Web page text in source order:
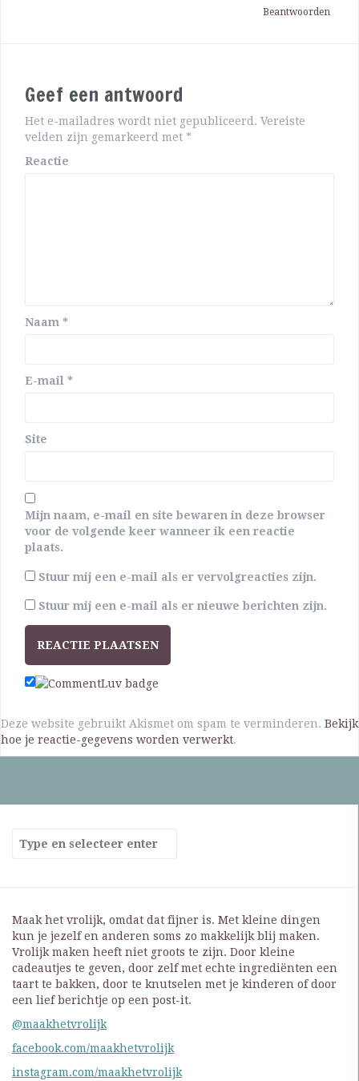
Beantwoorden
Geef een antwoord
Het e-mailadres wordt niet gepubliceerd. Vereiste
velden zijn gemarkeerd met *
Reactie
Naam *
E-mail *
Site
Mijn naam, e-mail en site bewaren in deze browser
voor de volgende keer wanneer ik een reactie
plaats.
Stuur mij een e-mail als er vervolgreacties zijn.
Stuur mij een e-mail als er nieuwe berichten zijn.
Deze website gebruikt Akismet om spam te verminderen. Bekijk
hoe je reactie-gegevens worden verwerkt.
Maak het vrolijk, omdat dat fijner is. Met kleine dingen
kun je jezelf en anderen soms zo makkelijk blij maken.
Vrolijk maken heeft niet groots te zijn. Door kleine
cadeautjes te geven, door zelf met echte ingrediënten een
taart te bakken, door te knutselen met je kinderen of door
een lief berichtje op een post-it.
@maakhetvrolijk
facebook.com/maakhetvrolijk
instagram.com/maakhetvrolijk